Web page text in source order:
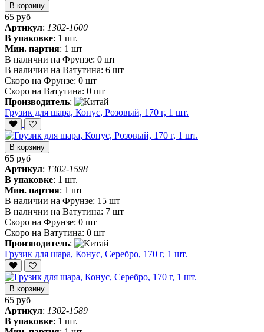
В корзину
65 руб
Артикул: 1302-1600
В упаковке: 1 шт.
Мин. партия: 1 шт
В наличии на Фрунзе: 0 шт
В наличии на Ватутина: 6 шт
Скоро на Фрунзе: 0 шт
Скоро на Ватутина: 0 шт
Производитель:
Грузик для шара, Конус, Розовый, 170 г, 1 шт.
В корзину
65 руб
Артикул: 1302-1598
В упаковке: 1 шт.
Мин. партия: 1 шт
В наличии на Фрунзе: 15 шт
В наличии на Ватутина: 7 шт
Скоро на Фрунзе: 0 шт
Скоро на Ватутина: 0 шт
Производитель:
Грузик для шара, Конус, Серебро, 170 г, 1 шт.
В корзину
65 руб
Артикул: 1302-1589
В упаковке: 1 шт.